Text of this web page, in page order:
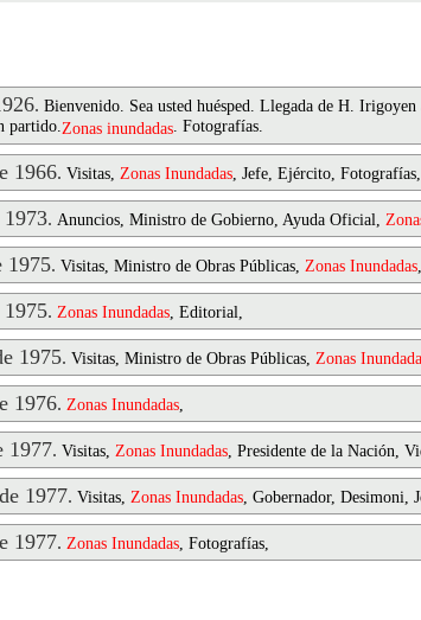
. Bienvenido. Sea usted huésped. Llegada de H.
partido.Zonas inundadas. Fotografías.
1966. Visitas, Zonas Inundadas, Jefe, Ejército, Fotografías,
. Anuncios, Ministro de Gobierno, Ayuda Oficial,
1975. Visitas, Ministro de Obras Públicas, Zonas Inundadas
. Zonas Inundadas, Editorial,
1975. Visitas, Ministro de Obras Públicas, Zonas
1976. Zonas Inundadas,
1977. Visitas, Zonas Inundadas, Presidente de la Nación,
1977. Visitas, Zonas Inundadas, Gobernador, Desimoni,
1977. Zonas Inundadas, Fotografías,